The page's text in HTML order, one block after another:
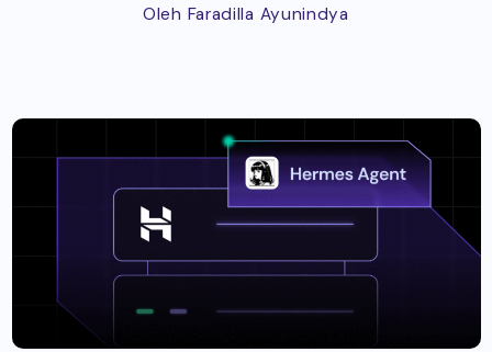
Oleh Faradilla Ayunindya